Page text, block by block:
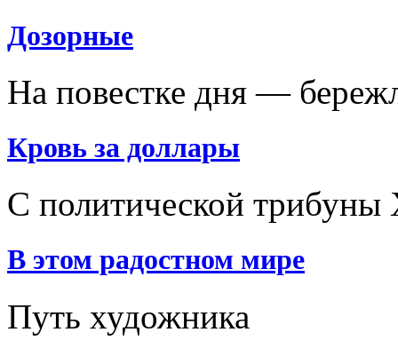
Дозорные
На повестке дня —
Кровь за доллары
С политической
В этом радостном мире
Путь художника